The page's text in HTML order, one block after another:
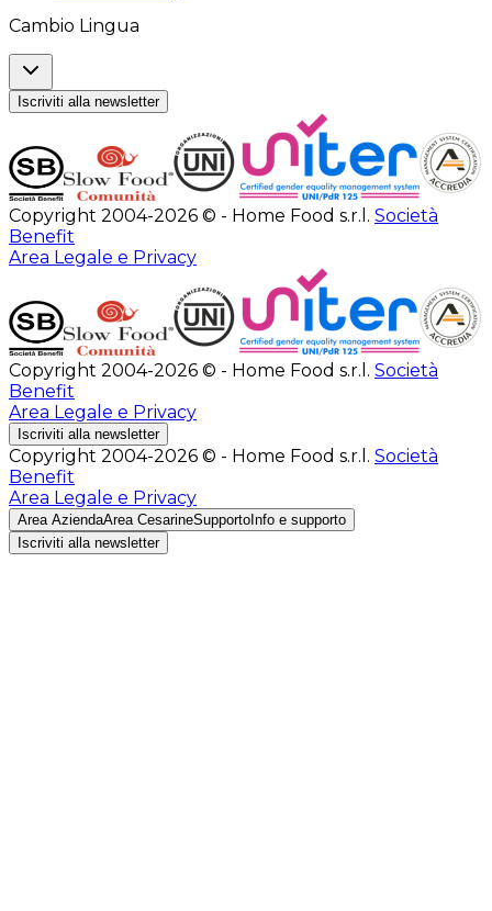
Cambio Lingua
Iscriviti alla newsletter
Copyright 2004-2026 © - Home Food s.r.l. Società
Benefit
Area Legale e Privacy
Copyright 2004-2026 © - Home Food s.r.l. Società
Benefit
Area Legale e Privacy
Iscriviti alla newsletter
Copyright 2004-2026 © - Home Food s.r.l. Società
Benefit
Area Legale e Privacy
Area AziendaArea CesarineSupporto Info e supporto
Iscriviti alla newsletter